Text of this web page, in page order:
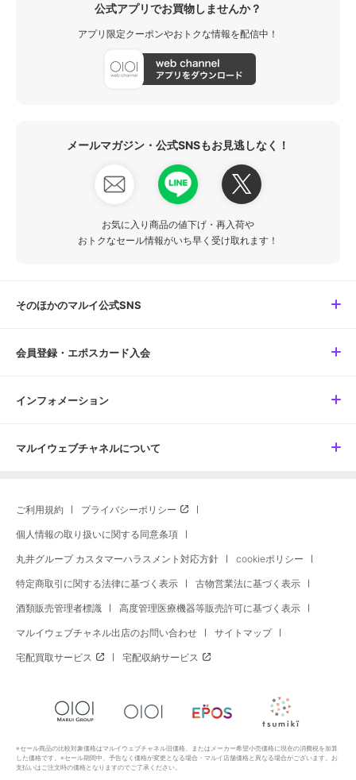
公式アプリでお買物しませんか？
アプリ限定クーポンやおトクな情報を配信中！
メールマガジン・公式SNSもお見逃しなく！
お気に入り商品の値下げ・再入荷や
おトクなセール情報がいち早く受け取れます！
そのほかのマルイ公式SNS
会員登録・エポスカード入会
インフォメーション
マルイウェブチャネルについて
ご利用規約 プライバシーポリシー
個人情報の取り扱いに関する同意条項
丸井グループ カスタマーハラスメント対応方針 cookieポリシー
特定商取引に関する法律に基づく表示 古物営業法に基づく表示
酒類販売管理者標識 高度管理医療機器等販売許可に基づく表示
マルイウェブチャネル出店のお問い合わせ サイトマップ
宅配買取サービス 宅配収納サービス
※セール商品の比較対象価格はマルイウェブチャネル旧価格、またはメーカー希望小売価格に現在の消費税を加算
した価格です。※セール期間中、予告なく価格が変更となる場合・マルイ店舗価格と異なる場合がございます。お
支払いはご注文時の価格となりますのでご了承ください。